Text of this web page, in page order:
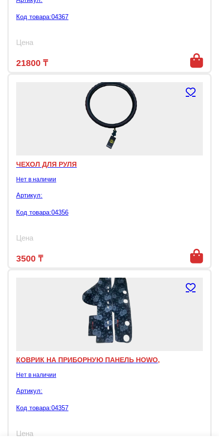
Код товара:04367
Цена
21800 ₸
ЧЕХОЛ ДЛЯ РУЛЯ
Нет в наличии
Артикул:
Код товара:04356
Цена
3500 ₸
КОВРИК НА ПРИБОРНУЮ ПАНЕЛЬ HOWO,
Нет в наличии
Артикул:
Код товара:04357
Цена